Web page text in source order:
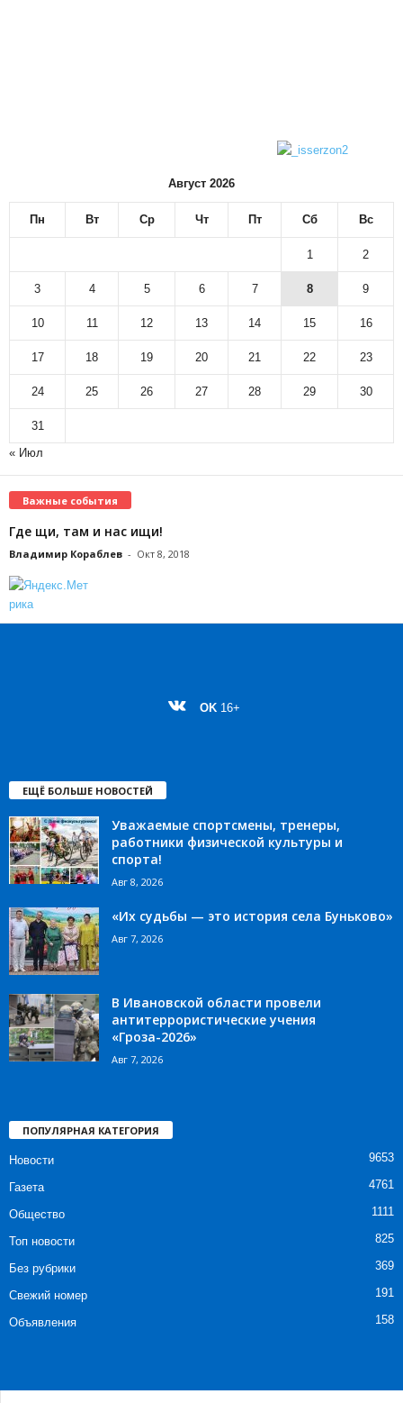
Август 2026
Пн Вт Ср Чт Пт Сб Вс
1 2
3 4 5 6 7 8 9
10 11 12 13 14 15 16
17 18 19 20 21 22 23
24 25 26 27 28 29 30
31
« Июл
Важные события
Где щи, там и нас ищи!
Владимир Кораблев - Окт 8, 2018
OK 16+
ЕЩЁ БОЛЬШЕ НОВОСТЕЙ
Уважаемые спортсмены, тренеры,
работники физической культуры и
спорта!
Авг 8, 2026
«Их судьбы — это история села Буньково»
Авг 7, 2026
В Ивановской области провели
антитеррористические учения
«Гроза-2026»
Авг 7, 2026
ПОПУЛЯРНАЯ КАТЕГОРИЯ
Новости 9653
Газета 4761
Общество 1111
Топ новости 825
Без рубрики 369
Свежий номер 191
Объявления 158